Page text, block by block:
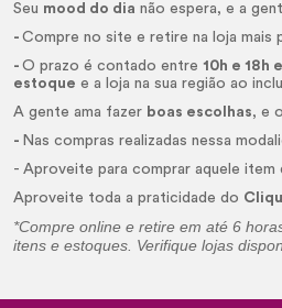
Seu mood do dia não espera, e a
-Compre no site e retire na loja mais
-O prazo é contado entre10h e 18h
estoque e a loja na sua região ao
A gente ama fazer boas escolhas, e o
- Nas compras realizadas nessa
- Aproveite para comprar aquele
Aproveite toda a praticidade do
*Compreonline e retire em até 6
itens e estoques. Verifique lojas